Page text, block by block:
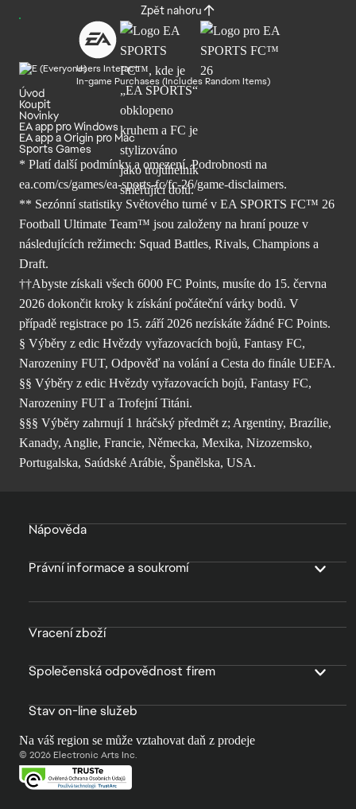
Zpět nahoru
Users Interact
In-game Purchases (Includes Random Items)
Úvod
Koupit
Novinky
EA app pro Windows
EA app a Origin pro Mac
Sports Games
* Platí další podmínky a omezení. Podrobnosti na
ea.com/cs/games/ea-sports-fc/fc-26/game-disclaimers.
** Sezónní statistiky Světového turné v EA SPORTS FC™ 26
Football Ultimate Team™ jsou založeny na hraní pouze v
následujících režimech: Squad Battles, Rivals, Champions a
Draft.
††Abyste získali všech 6000 FC Points, musíte do 15. června
2026 dokončit kroky k získání počáteční várky bodů. V
případě registrace po 15. září 2026 nezískáte žádné FC Points.
§ Výběry z edic Hvězdy vyřazovacích bojů, Fantasy FC,
Narozeniny FUT, Odpověď na volání a Cesta do finále UEFA.
§§ Výběry z edic Hvězdy vyřazovacích bojů, Fantasy FC,
Narozeniny FUT a Trofejní Titáni.
§§§ Výběry zahrnují 1 hráčský předmět z; Argentiny, Brazílie,
Kanady, Anglie, Francie, Německa, Mexika, Nizozemsko,
Portugalska, Saúdské Arábie, Španělska, USA.
Nápověda
Právní informace a soukromí
Vracení zboží
Společenská odpovědnost firem
Stav on-line služeb
Na váš region se může vztahovat daň z prodeje
© 2026 Electronic Arts Inc.